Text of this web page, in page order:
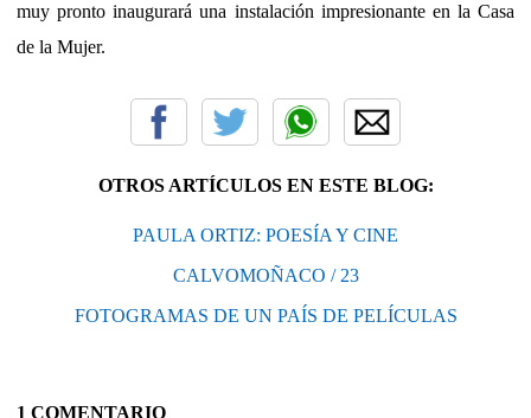
muy pronto inaugurará una instalación impresionante en la Casa
de la Mujer.
OTROS ARTÍCULOS EN ESTE BLOG:
PAULA ORTIZ: POESÍA Y CINE
CALVOMOÑACO / 23
FOTOGRAMAS DE UN PAÍS DE PELÍCULAS
1 COMENTARIO